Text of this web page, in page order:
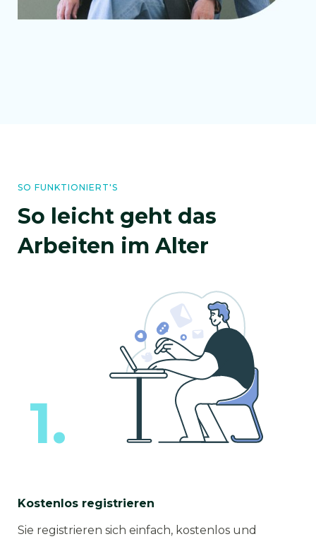
SO FUNKTIONIERT'S
So leicht geht das
Arbeiten im Alter
1.
Kostenlos registrieren
Sie registrieren sich einfach, kostenlos und